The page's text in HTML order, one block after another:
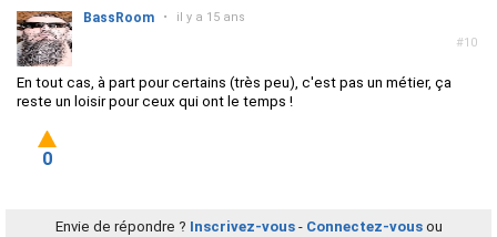
#10
BassRoom • il y a 15 ans
En tout cas, à part pour certains (très peu), c'est pas un métier, ça
reste un loisir pour ceux qui ont le temps !
0
Envie de répondre ? Inscrivez-vous- Connectez-vousou